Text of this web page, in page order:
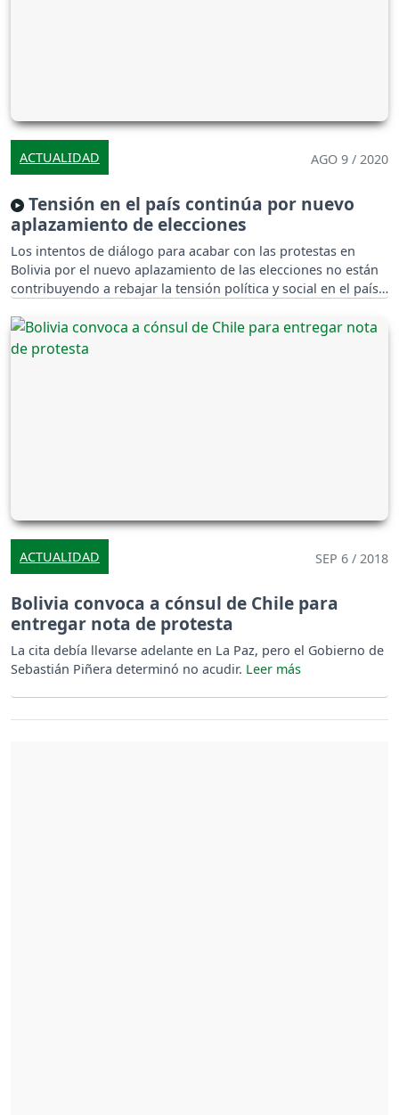
ACTUALIDAD AGO 9 / 2020
Tensión en el país continúa por nuevo
aplazamiento de elecciones
Los intentos de diálogo para acabar con las protestas en
Bolivia por el nuevo aplazamiento de las elecciones no están
contribuyendo a rebajar la tensión política y social en el país.
ACTUALIDAD SEP 6 / 2018
Bolivia convoca a cónsul de Chile para
entregar nota de protesta
La cita debía llevarse adelante en La Paz, pero el Gobierno de
Sebastián Piñera determinó no acudir.